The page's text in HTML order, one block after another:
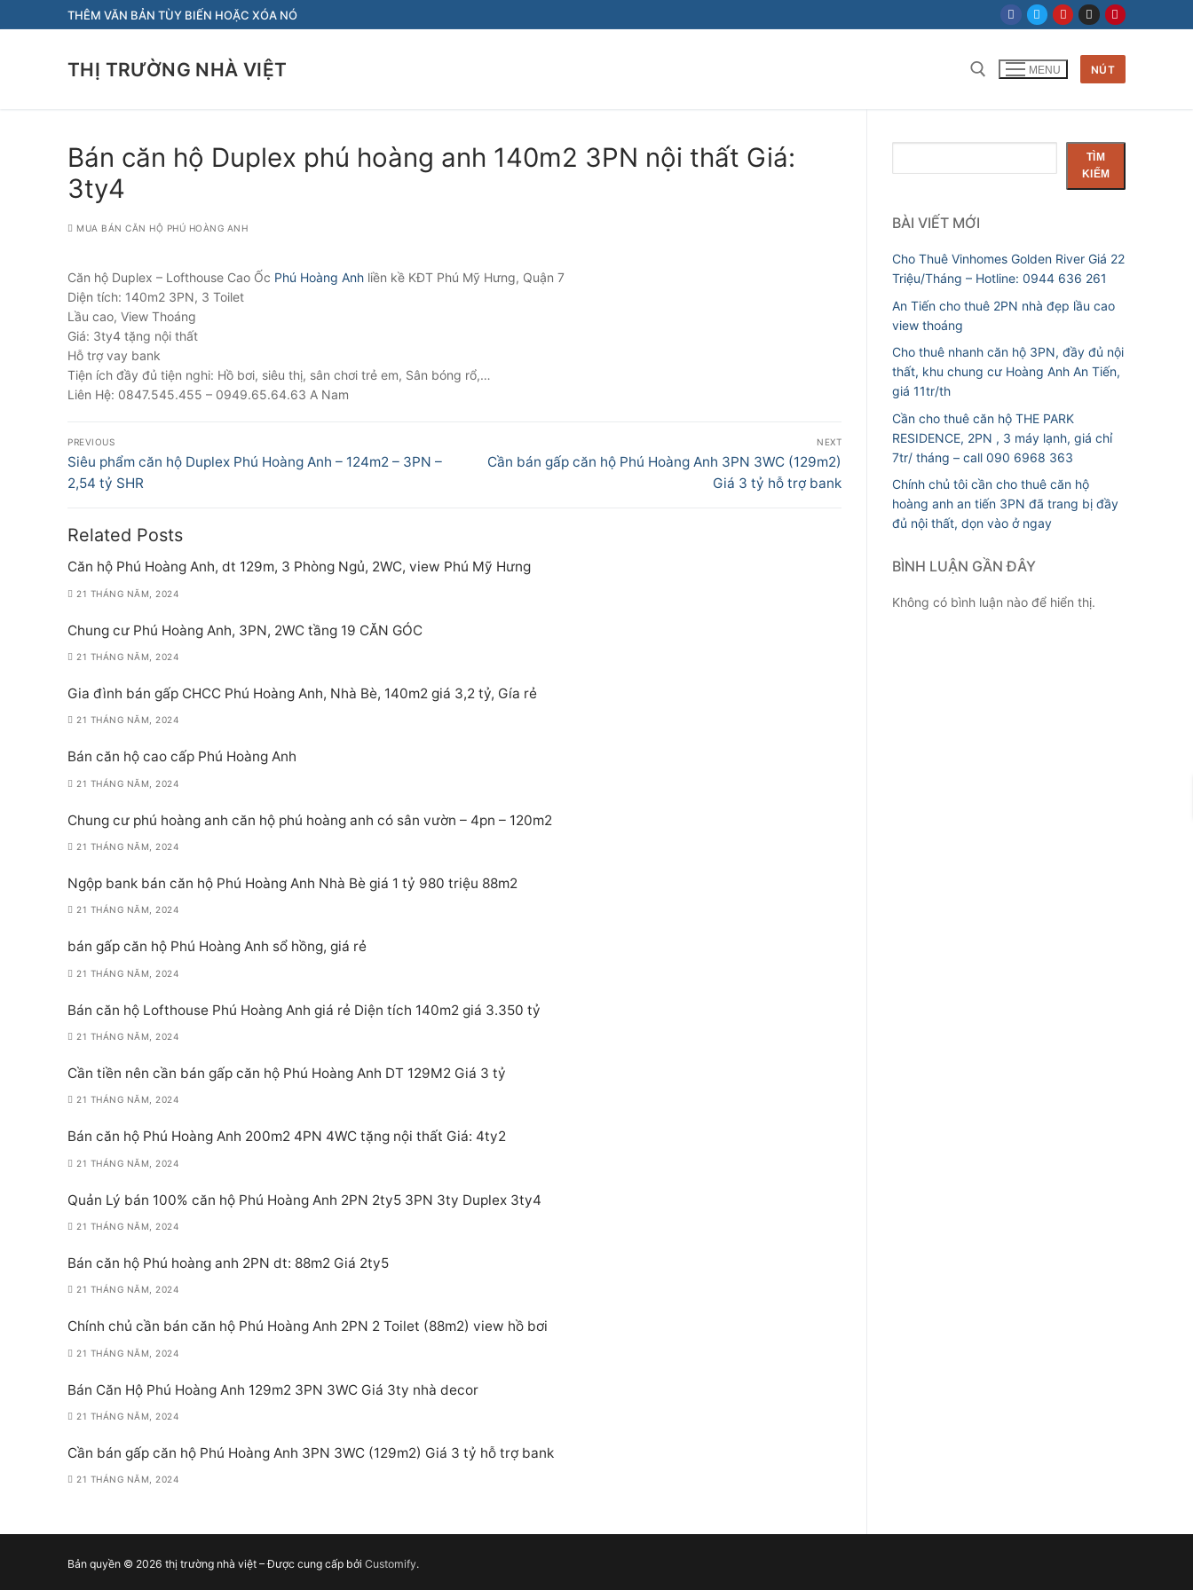
đến
THÊM VĂN BẢN TÙY BIẾN HOẶC XÓA NÓ
THỊ TRƯỜNG NHÀ VIỆT
Tìm kiếm cho:
MENU NÚT
Bán căn hộ Duplex phú hoàng anh 140m2 3PN nội thất Giá:
3ty4
MUA BÁN CĂN HỘ PHÚ HOÀNG ANH
Căn hộ Duplex – Lofthouse Cao Ốc Phú Hoàng Anh liền kề KĐT Phú Mỹ Hưng, Quận 7
Diện tích: 140m2 3PN, 3 Toilet
Lầu cao, View Thoáng
Giá: 3ty4 tặng nội thất
Hỗ trợ vay bank
Tiện ích đầy đủ tiện nghi: Hồ bơi, siêu thị, sân chơi trẻ em, Sân bóng rổ,…
Liên Hệ: 0847.545.455 – 0949.65.64.63 A Nam
Điều
hướng
bài
viết
PREVIOUS
Previous
post:
Siêu phẩm căn hộ Duplex Phú Hoàng Anh – 124m2 – 3PN –
2,54 tỷ SHR
NEXT
Next
Cần bán gấp căn hộ Phú Hoàng Anh 3PN 3WC (129m2)
Giá 3 tỷ hỗ trợ bank
Related Posts
Căn hộ Phú Hoàng Anh, dt 129m, 3 Phòng Ngủ, 2WC, view Phú Mỹ Hưng
21 THÁNG NĂM, 2024
Chung cư Phú Hoàng Anh, 3PN, 2WC tầng 19 CĂN GÓC
21 THÁNG NĂM, 2024
Gia đình bán gấp CHCC Phú Hoàng Anh, Nhà Bè, 140m2 giá 3,2 tỷ, Gía rẻ
21 THÁNG NĂM, 2024
Bán căn hộ cao cấp Phú Hoàng Anh
21 THÁNG NĂM, 2024
Chung cư phú hoàng anh căn hộ phú hoàng anh có sân vườn – 4pn – 120m2
21 THÁNG NĂM, 2024
Ngộp bank bán căn hộ Phú Hoàng Anh Nhà Bè giá 1 tỷ 980 triệu 88m2
21 THÁNG NĂM, 2024
bán gấp căn hộ Phú Hoàng Anh sổ hồng, giá rẻ
21 THÁNG NĂM, 2024
Bán căn hộ Lofthouse Phú Hoàng Anh giá rẻ Diện tích 140m2 giá 3.350 tỷ
21 THÁNG NĂM, 2024
Cần tiền nên cần bán gấp căn hộ Phú Hoàng Anh DT 129M2 Giá 3 tỷ
21 THÁNG NĂM, 2024
Bán căn hộ Phú Hoàng Anh 200m2 4PN 4WC tặng nội thất Giá: 4ty2
21 THÁNG NĂM, 2024
Quản Lý bán 100% căn hộ Phú Hoàng Anh 2PN 2ty5 3PN 3ty Duplex 3ty4
21 THÁNG NĂM, 2024
Bán căn hộ Phú hoàng anh 2PN dt: 88m2 Giá 2ty5
21 THÁNG NĂM, 2024
Chính chủ cần bán căn hộ Phú Hoàng Anh 2PN 2 Toilet (88m2) view hồ bơi
21 THÁNG NĂM, 2024
Bán Căn Hộ Phú Hoàng Anh 129m2 3PN 3WC Giá 3ty nhà decor
21 THÁNG NĂM, 2024
Cần bán gấp căn hộ Phú Hoàng Anh 3PN 3WC (129m2) Giá 3 tỷ hỗ trợ bank
21 THÁNG NĂM, 2024
kiếm
TÌM
KIẾM
BÀI VIẾT MỚI
Cho Thuê Vinhomes Golden River Giá 22
Triệu/Tháng – Hotline: 0944 636 261
An Tiến cho thuê 2PN nhà đẹp lầu cao
view thoáng
Cho thuê nhanh căn hộ 3PN, đầy đủ nội
thất, khu chung cư Hoàng Anh An Tiến,
giá 11tr/th
Cần cho thuê căn hộ THE PARK
RESIDENCE, 2PN , 3 máy lạnh, giá chỉ
7tr/ tháng – call 090 6968 363
Chính chủ tôi cần cho thuê căn hộ
hoàng anh an tiến 3PN đã trang bị đầy
đủ nội thất, dọn vào ở ngay
BÌNH LUẬN GẦN ĐÂY
Không có bình luận nào để hiển thị.
Bản quyền © 2026 thị trường nhà việt – Được cung cấp bởi Customify.